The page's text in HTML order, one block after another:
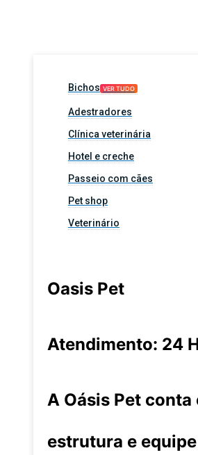
Bichos VER TUDO
Adestradores
Clínica veterinária
Hotel e creche
Passeio com cães
Pet shop
Veterinário
Oasis Pet
Atendimento: 24
A Oásis Pet conta
estrutura e